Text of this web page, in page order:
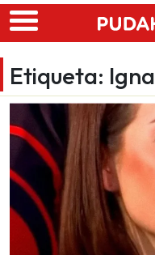
Skip to main content
Etiqueta: